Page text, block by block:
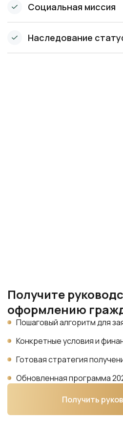
Социальная миссия
Наследование
Конкретные условия и
Готовая стратегия
Обновленная программа
Получить
Какие задачи